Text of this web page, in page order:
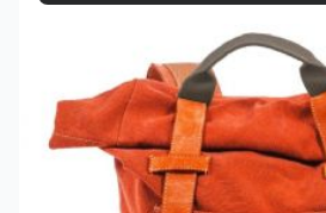
Voir le produit GRAND SAC A DOS